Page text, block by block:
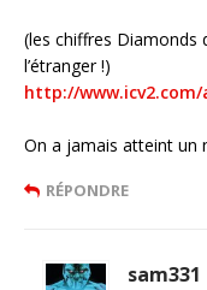
(les chiffres Diamonds
l’étranger !)
http://
On a jamais atteint un
RÉPONDRE
sam331